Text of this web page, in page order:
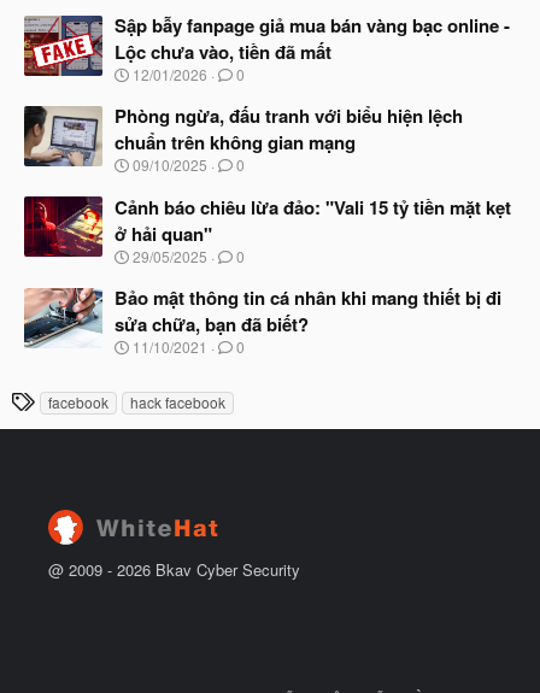
đ
ầ
u
à
y
b
ắ
đ
ầ
u
Sập bẫy fanpage giả mua bán vàng bạc online -
Lộc chưa vào, tiền đã mất
N
à
b
ắ
đ
ầ
u
12/01/2026 0
Phòng ngừa, đấu tranh với biểu hiện lệch
chuẩn trên không gian mạng
N
à
y
b
ắ
đ
ầ
u
09/10/2025 0
Cảnh báo chiêu lừa đảo: "Vali 15 tỷ tiền mặt kẹt
ở hải quan"
N
à
b
ắ
đ
ầ
u
29/05/2025 0
Bảo mật thông tin cá nhân khi mang thiết bị đi
sửa chữa, bạn đã biết?
N
y
u
11/10/2021 0
T
h
facebook hack facebook
@ 2009 - 2026 Bkav Cyber Security